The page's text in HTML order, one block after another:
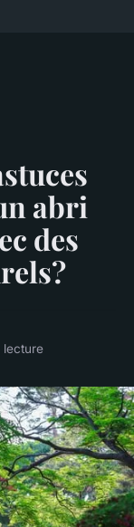
abri
des
lecture